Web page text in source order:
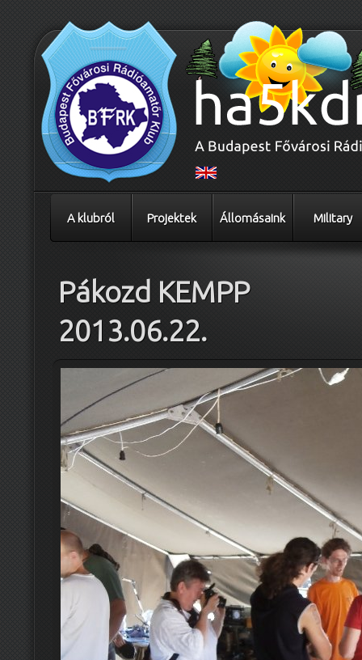
A klubról Projektek Állomásaink Military
Pákozd KEMPP
2013.06.22.